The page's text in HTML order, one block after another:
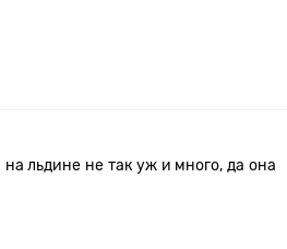
льдине не так уж и много, да она